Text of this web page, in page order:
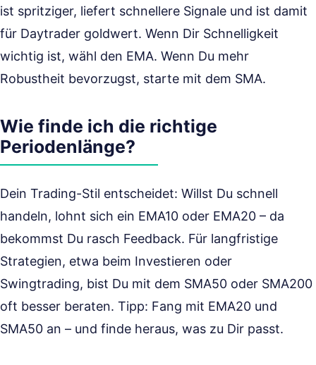
ist spritziger, liefert schnellere Signale und ist damit
für Daytrader goldwert. Wenn Dir Schnelligkeit
wichtig ist, wähl den EMA. Wenn Du mehr
Robustheit bevorzugst, starte mit dem SMA.
Wie finde ich die richtige
Periodenlänge?
Dein Trading-Stil entscheidet: Willst Du schnell
handeln, lohnt sich ein EMA10 oder EMA20 – da
bekommst Du rasch Feedback. Für langfristige
Strategien, etwa beim Investieren oder
Swingtrading, bist Du mit dem SMA50 oder SMA200
oft besser beraten. Tipp: Fang mit EMA20 und
SMA50 an – und finde heraus, was zu Dir passt.